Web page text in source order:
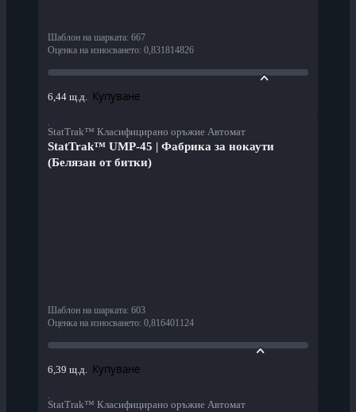
Шаблон на шарката: 667
Оценка на износването: 0,831814826
6,44 щ.д. Купуване
StatTrak™ Класифицирано оръжие Автомат
StatTrak™ UMP-45 | Фабрика за нокаути
(Белязан от битки)
Шаблон на шарката: 603
Оценка на износването: 0,816401124
6,39 щ.д. Купуване
StatTrak™ Класифицирано оръжие Автомат